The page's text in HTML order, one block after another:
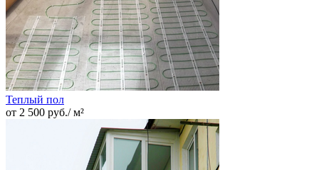
Теплый пол
от 2 500 руб./ м²